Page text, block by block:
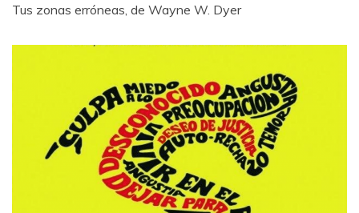
Tus zonas erróneas, de Wayne W. Dyer